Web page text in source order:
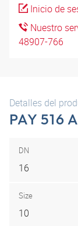
Inicio de
Nuestro
48907-766
Detalles del
PAY 516
DN
16
Size
10